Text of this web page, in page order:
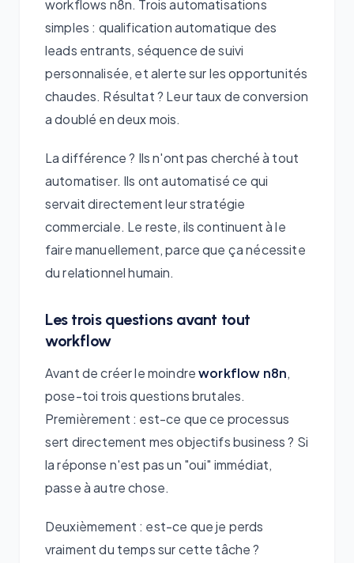
workflows n8n. Trois automatisations
simples : qualification automatique des
leads entrants, séquence de suivi
personnalisée, et alerte sur les opportunités
chaudes. Résultat ? Leur taux de conversion
a doublé en deux mois.
La différence ? Ils n'ont pas cherché à tout
automatiser. Ils ont automatisé ce qui
servait directement leur stratégie
commerciale. Le reste, ils continuent à le
faire manuellement, parce que ça nécessite
du relationnel humain.
Les trois questions avant tout
workflow
Avant de créer le moindreworkflow n8n,
pose-toi trois questions brutales.
Premièrement : est-ce que ce processus
sert directement mes objectifs business ? Si
la réponse n'est pas un "oui" immédiat,
passe à autre chose.
Deuxièmement : est-ce que je perds
vraiment du temps sur cette tâche ?